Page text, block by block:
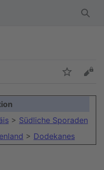
> Südliche Sporaden
> Dodekanes